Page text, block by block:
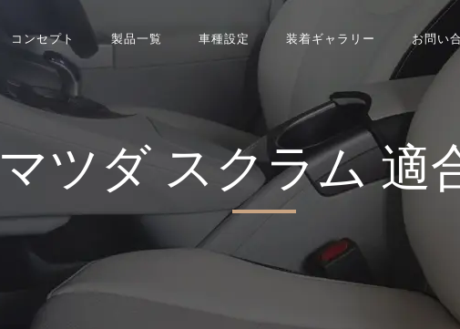
コンセプト 製品一覧 車種設定 装着ギャラリー お問い
マツダ スクラム適